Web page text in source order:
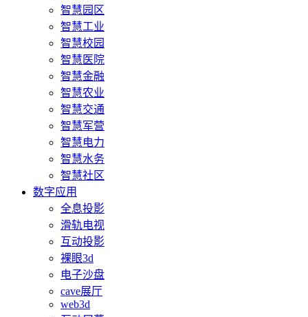
智慧园区
智慧工业
智慧校园
智慧医院
智慧金融
智慧农业
智慧交通
智慧军营
智慧电力
智慧水务
智慧社区
数字应用
全息投影
滑轨电视
互动投影
裸眼3d
电子沙盘
cave展厅
web3d